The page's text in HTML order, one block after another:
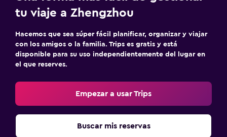
tu viaje a Zhengzhou
Hacemos que sea súper fácil planificar, organizar y viajar
con los amigos o la familia. Trips es gratis y está
disponible para su uso independientemente del lugar en
el que reserves.
Empezar a usar Trips
Buscar mis reservas